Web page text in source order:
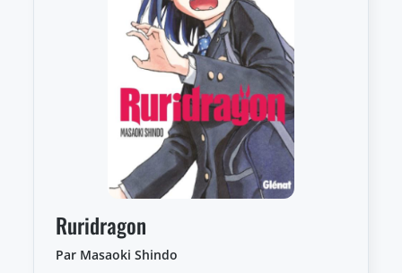
Ruridragon
Par Masaoki Shindo